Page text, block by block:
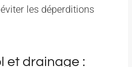
les déperditions
et drainage :